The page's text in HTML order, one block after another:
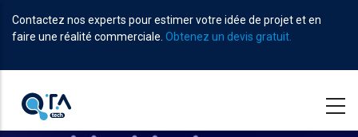
au
contenu
Contactez nos experts pour estimer votre idée de projet et en
faire une réalité commerciale. Obtenez un devis gratuit.